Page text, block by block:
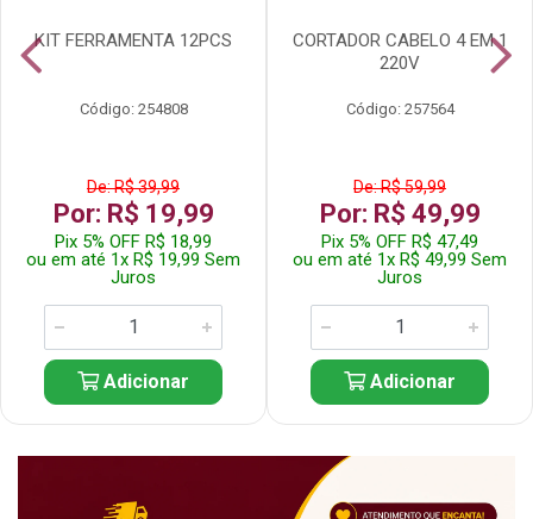
KIT FERRAMENTA 12PCS
Código: 254808
De: R$ 39,99
Por: R$ 19,99
Pix 5% OFF R$ 18,99
ou em até 1x R$ 19,99 Sem
Juros
Adicionar
CORTADOR CABELO 4 EM 1
220V
Código: 257564
De: R$ 59,99
Por: R$ 49,99
Pix 5% OFF R$ 47,49
ou em até 1x R$ 49,99 Sem
Juros
Adicionar